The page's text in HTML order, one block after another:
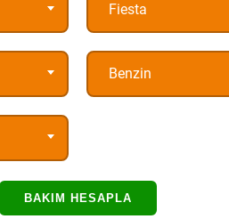
Fiesta
Benzin
BAKIM HESAPLA